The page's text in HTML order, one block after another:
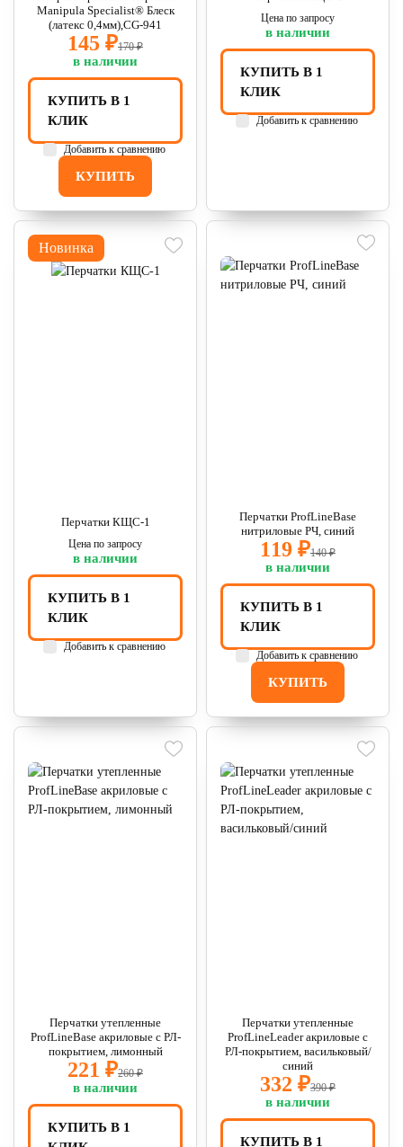
Manipula Specialist® Блеск
(латекс 0,4мм),CG-941
145 ₽170 ₽
в наличии
КУПИТЬ
КУПИТЬ В 1
КЛИК
Добавить к сравнению
Цена по запросу
в наличии
КУПИТЬ В 1
КЛИК
Добавить к сравнению
Новинка
Перчатки КЩС-1
Цена по запросу
в наличии
КУПИТЬ В 1
КЛИК
Добавить к сравнению
Перчатки ProfLineBase
нитриловые РЧ, синий
119 ₽140 ₽
в наличии
КУПИТЬ
КУПИТЬ В 1
КЛИК
Добавить к сравнению
Перчатки утепленные
ProfLineBase акриловые с РЛ-
покрытием, лимонный
221 ₽260 ₽
в наличии
КУПИТЬ В 1
Перчатки утепленные
ProfLineLeader акриловые с
РЛ-покрытием, васильковый/
синий
332 ₽390 ₽
в наличии
КУПИТЬ В 1